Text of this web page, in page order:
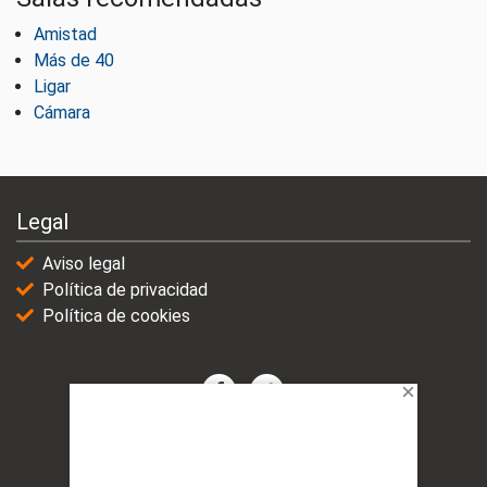
Amistad
Más de 40
Ligar
Cámara
Legal
Aviso legal
Política de privacidad
Política de cookies